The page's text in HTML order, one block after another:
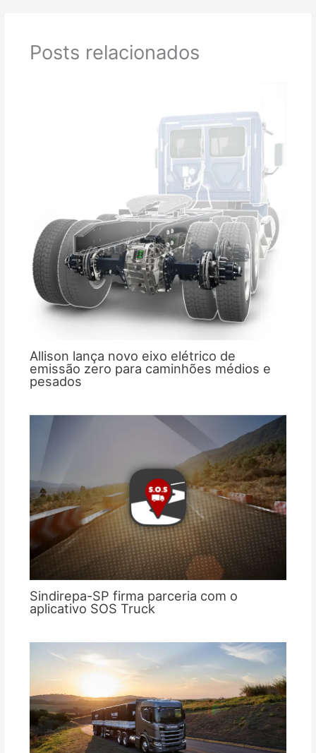
Posts relacionados
Allison lança novo eixo elétrico de
emissão zero para caminhões médios e
pesados
Sindirepa-SP firma parceria com o
aplicativo SOS Truck